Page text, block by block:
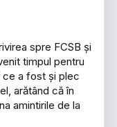
spre FCSB și
timpul pentru
ce a fost și plec
arătând că în
amintirile de la